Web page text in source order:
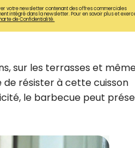
votre newsletter contenant des offres commerciales
intégré dans la newsletter. Pour en savoir plus et
de Confidentialité.
sur les terrasses et
de résister à cette cuisson
le barbecue peut
gratuitement
inédites de
que la newsletter